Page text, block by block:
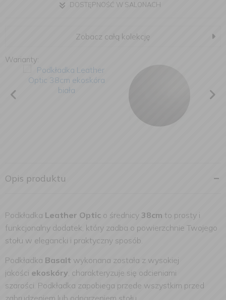
DOSTĘPNOŚĆ W SALONACH
Zobacz całą kolekcję
Warianty:
Opis produktu
Podkładka Leather Optic o średnicy 38cm to prosty i
funkcjonalny dodatek, który zadba o powierzchnie Twojego
stołu w elegancki i praktyczny sposób.
Podkładka Basalt wykonana została z wysokiej
jakości ekoskóry, charakteryzuje się odcieniami
szarości. Podkładka zapobiega przede wszystkim przed
zabrudzeniem lub odparzeniem stołu.